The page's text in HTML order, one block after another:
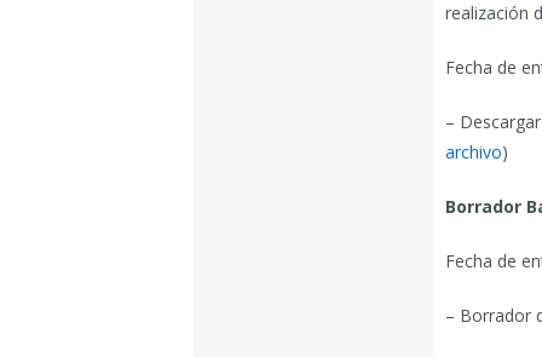
realización
Fecha de
–
archivo)
Borrador
Fecha de
– Borrador